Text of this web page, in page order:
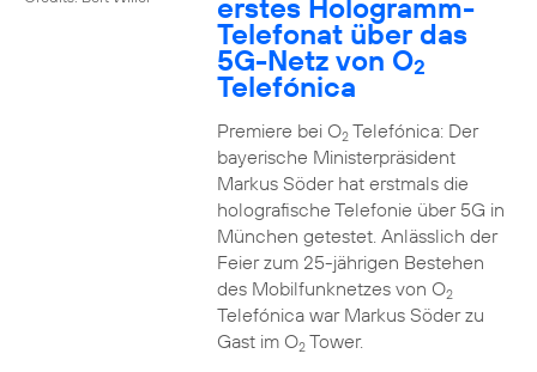
erstes Hologramm-
Telefonat über das
5G-Netz von O2
Telefónica
Premiere bei O2Telefónica: Der
bayerische Ministerpräsident
Markus Söder hat erstmals die
holografische Telefonie über 5G in
München getestet. Anlässlich der
Feier zum 25-jährigen Bestehen
des Mobilfunknetzes von O2
Telefónica war Markus Söder zu
Gast im O2Tower.